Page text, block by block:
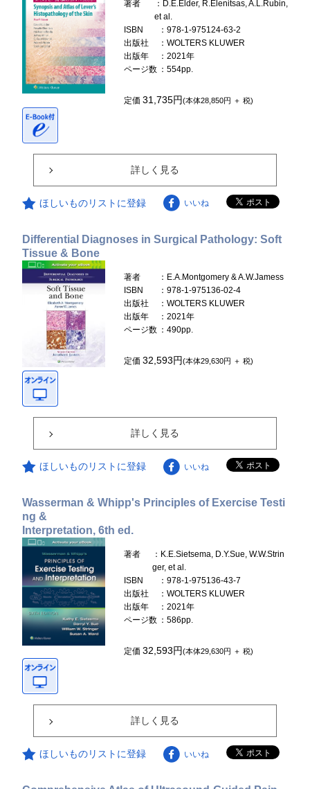
著者
：D.E.Elder, R.Elenitsas, A.L.Rubin,
et al.
ISBN
：978-1-975124-63-2
出版社
：WOLTERS KLUWER
出版年
：2021年
ページ数 ：554pp.
定価31,735円(本体28,850円 ＋ 税)
詳しく見る
ほしいものリストに登録 いいね
Differential Diagnoses in Surgical Pathology: Soft
Tissue & Bone
著者
：E.A.Montgomery & A.W.Jamess
ISBN
：978-1-975136-02-4
出版社
：WOLTERS KLUWER
出版年
：2021年
ページ数 ：490pp.
定価32,593円(本体29,630円 ＋ 税)
詳しく見る
ほしいものリストに登録 いいね
Wasserman & Whipp's Principles of Exercise Testi
ng &
Interpretation, 6th ed.
著者
：K.E.Sietsema, D.Y.Sue, W.W.Strin
ger, et al.
ISBN
：978-1-975136-43-7
出版社
：WOLTERS KLUWER
出版年
：2021年
ページ数 ：586pp.
定価32,593円(本体29,630円 ＋ 税)
詳しく見る
ほしいものリストに登録 いいね